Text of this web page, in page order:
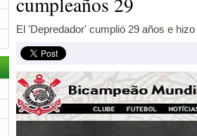
El 'Depredador' cumplió 29 años e